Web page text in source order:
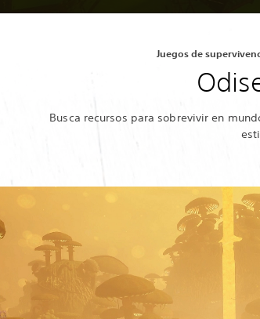
Juegos de
Busca recursos para sobrevivir en